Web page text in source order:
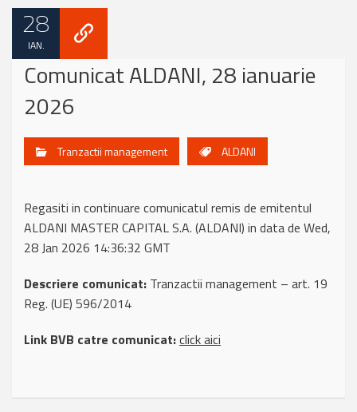
28
IAN.
Comunicat ALDANI, 28 ianuarie
2026
Tranzactii management ALDANI
Regasiti in continuare comunicatul remis de emitentul
ALDANI MASTER CAPITAL S.A. (ALDANI) in data de Wed,
28 Jan 2026 14:36:32 GMT
Descriere comunicat: Tranzactii management – art. 19
Reg. (UE) 596/2014
Link BVB catre comunicat:click aici